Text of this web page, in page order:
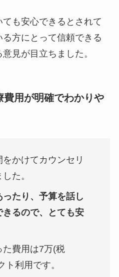
も安心できるとされて
方にとって信頼できる
見が目立ちました。
費用が明確でわかりや
かけてカウンセリ
た。
たり、予算を話し
るので、とても安
た費用は7万(税
ト利用です。